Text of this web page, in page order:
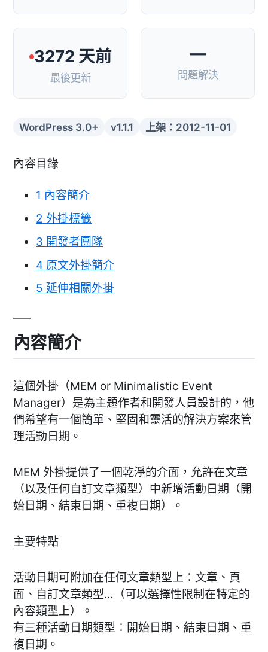
3272 天前
最後更新
—
問題解決
WordPress 3.0+ v1.1.1 上架：2012-11-01
內容目錄
1 內容簡介
2 外掛標籤
3 開發者團隊
4 原文外掛簡介
5 延伸相關外掛
內容簡介
這個外掛（MEM or Minimalistic Event
Manager）是為主題作者和開發人員設計的，他
們希望有一個簡單、堅固和靈活的解決方案來管
理活動日期。
MEM 外掛提供了一個乾淨的介面，允許在文章
（以及任何自訂文章類型）中新增活動日期（開
始日期、結束日期、重複日期）。
主要特點
活動日期可附加在任何文章類型上：文章、頁
面、自訂文章類型…（可以選擇性限制在特定的
內容類型上）。
有三種活動日期類型：開始日期、結束日期、重
複日期。